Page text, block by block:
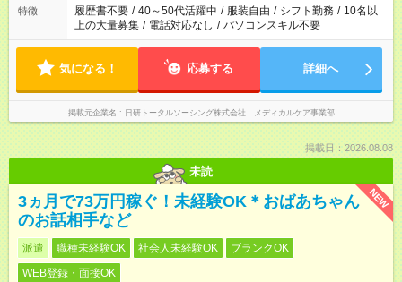
場合は応募できません。
特徴 履歴書不要 / 40～50代活躍中 / 服装自由 / シフト勤務 / 10名以
上の大量募集 / 電話対応なし / パソコンスキル不要
気になる！ 応募する 詳細へ
掲載元企業名 日研トータルソーシング株式会社 メディカルケア事業部
掲載日：2026.08.08
未読
NEW
3ヵ月で73万円稼ぐ！未経験OK＊おばあちゃん
のお話相手など
派遣 職種未経験OK 社会人未経験OK
ブランクOK
WEB登録・面接OK